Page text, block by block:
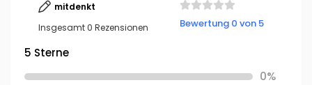
mitdenkt
Insgesamt 0 Rezensionen
Bewertung 0 von 5
5 Sterne
0%